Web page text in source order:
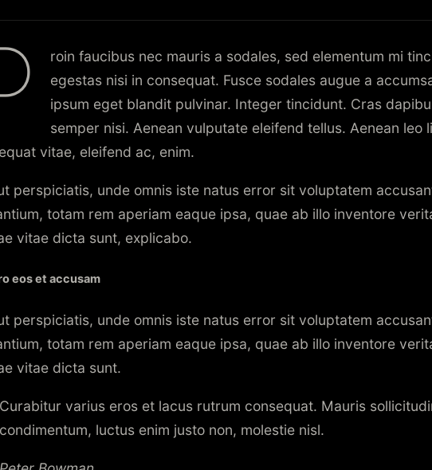
roin faucibus nec mauris a sodales, sed elementum mi
egestas nisi in consequat. Fusce sodales augue a
ipsum eget blandit pulvinar. Integer tincidunt. Cras
semper nisi. Aenean vulputate eleifend tellus. Aenean leo
vitae, eleifend ac, enim.
perspiciatis, unde omnis iste natus error sit voluptatem
totam rem aperiam eaque ipsa, quae ab illo inventore
vitae dicta sunt, explicabo.
eos et accusam
perspiciatis, unde omnis iste natus error sit voluptatem
totam rem aperiam eaque ipsa, quae ab illo inventore
vitae dicta sunt.
Curabitur varius eros et lacus rutrum consequat. Mauris
condimentum, luctus enim justo non, molestie nisl.